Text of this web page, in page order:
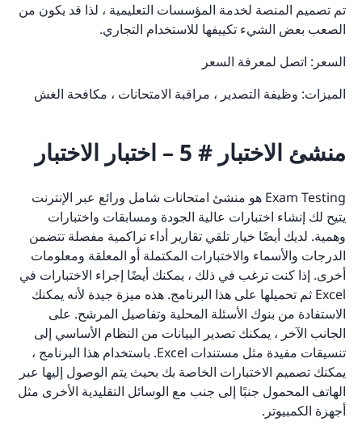
تم تصميم المنصة لخدمة المؤسسات التعليمية ، لذا قد يكون من
الصعب بعض الشيء تكييفها للاستخدام التجاري.
السعر: اتصل لمعرفة السعر
الميزات: وظيفة التصدير ، مراقبة الامتحانات ، مكافحة الغش
منشئ الاختبار # 5 – اختبار الاختبار
Exam Testing هو منشئ امتحانات شامل ورائع عبر الإنترنت
يتيح لك إنشاء اختبارات عالية الجودة ومسابقات واختبارات
وهمية. لديك أيضًا خيار تلقي تقارير أداء تراكمية مفصلة تتضمن
الدرجات والأسماء والاختبارات المكتملة أو المعلقة ومعلومات
أخرى. إذا كنت ترغب في ذلك ، يمكنك أيضًا إجراء الاختبارات في
Excel ثم تحميلها على هذا البرنامج. هذه ميزة جيدة لأنه يمكنك
الاستفادة من بنوك الأسئلة المحلية وتفاصيل المرشح. على
الجانب الآخر ، يمكنك تصدير البيانات من النظام الأساسي إلى
تنسيقات مفيدة مثل مستندات Excel. باستخدام هذا البرنامج ،
يمكنك تصميم الاختبارات الخاصة بك بحيث يتم الوصول إليها عبر
الهاتف المحمول جنبًا إلى جنب مع الوسائل التقليدية الأخرى مثل
أجهزة الكمبيوتر.